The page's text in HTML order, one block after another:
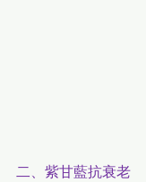
二、紫甘藍抗衰老